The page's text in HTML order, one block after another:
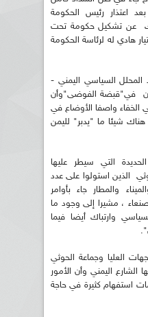
اعتذار رئيس الحكومة
عن تشكيل حكومة تحت
هادي له لرئاسة الحكومة
المحلل السياسي اليمني -
في"قبضة الفوضى"وأن
الخفاء واصفا الأوضاع في
هناك شيئا ما "يدبر" لليمن
التي سيطر عليها
الذين استولوا على عدد
والمطار جاء بأوامر
، مشيرا إلى وجود ما
وارتباك أيضا فيما
العليا وجماعة الحوثي
اليمني وأن الأمور
استفهام كثيرة في حاجة